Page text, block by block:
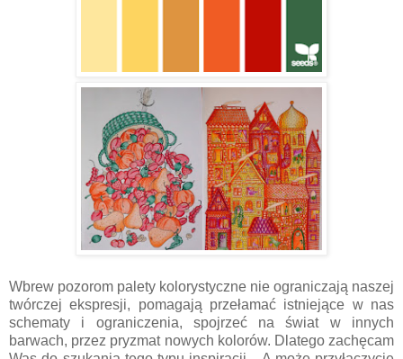
Wbrew pozorom palety kolorystyczne nie ograniczają naszej
twórczej ekspresji, pomagają przełamać istniejące w nas
schematy i ograniczenia, spojrzeć na świat w innych
barwach, przez pryzmat nowych kolorów. Dlatego zachęcam